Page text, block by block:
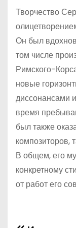
Творчество
Он был
том числе
Римского-
новые
диссонансами
время
был также
композиторов,
В общем, его
конкретному
от работ его